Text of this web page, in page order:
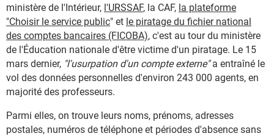
ministère de l'Intérieur, l'URSSAF, la CAF, la plateforme
"Choisir le service public" et le piratage du fichier national
des comptes bancaires (FICOBA), c'est au tour du ministère
de l'Éducation nationale d'être victime d'un piratage. Le 15
mars dernier, "l'usurpation d'un compte externe"a entraîné le
vol des données personnelles d'environ 243 000 agents, en
majorité des professeurs.
Parmi elles, on trouve leurs noms, prénoms, adresses
postales, numéros de téléphone et périodes d'absence sans